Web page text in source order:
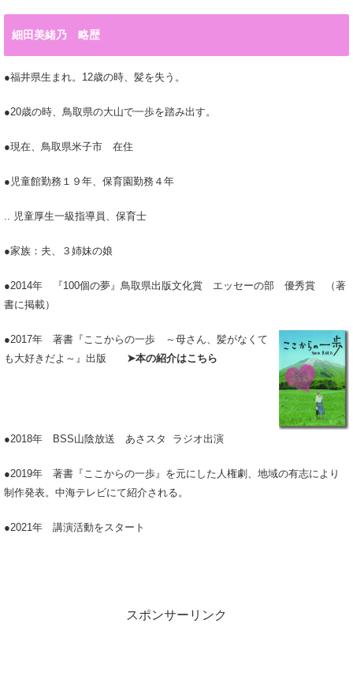
細田美緒乃 略歴
●福井県生まれ。12歳の時、髪を失う。
●20歳の時、鳥取県の大山で一歩を踏み出す。
●現在、鳥取県米子市 在住
●児童館勤務１９年、保育園勤務４年
.. 児童厚生一級指導員、保育士
●家族：夫、３姉妹の娘
●2014年 『100個の夢』鳥取県出版文化賞 エッセーの部 優秀賞 （著
書に掲載）
●2017年 著書『ここからの一歩 ～母さん、髪がなくて
も大好きだよ～』出版 ➤本の紹介はこちら
●2018年 BSS山陰放送 あさスタ ラジオ出演
●2019年 著書『ここからの一歩』を元にした人権劇、地域の有志により
制作発表。中海テレビにて紹介される。
●2021年 講演活動をスタート
スポンサーリンク